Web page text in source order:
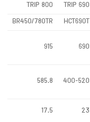
TRIP 690
TRIP 800
HCT690T
BR450/780TR
690
915
400-520
585.8
23
17.5